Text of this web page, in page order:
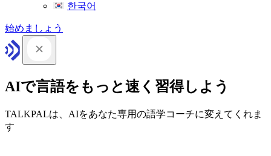
한국어
始めましょう
AIで言語をもっと速く習得しよう
TALKPALは、AIをあなた専用の語学コーチに変えてくれま
す